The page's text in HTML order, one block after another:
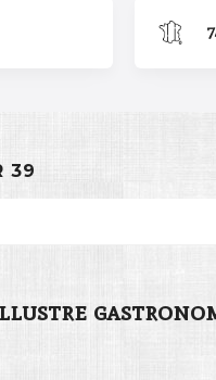
39